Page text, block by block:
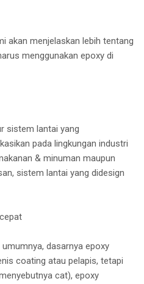
akan menjelaskan lebih tentang
menggunakan epoxy di
sistem lantai yang
pada lingkungan industri
& minuman maupun
sistem lantai yang didesign
dasarnya epoxy
coating atau pelapis, tetapi
cat), epoxy